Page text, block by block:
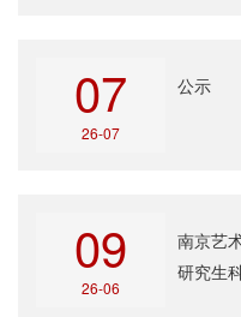
07
26-07
公示
09
26-06
南京艺
研究生